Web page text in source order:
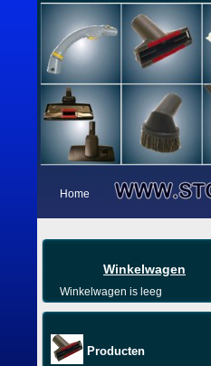
Home
Winkelwagen
Winkelwagen is leeg
Producten